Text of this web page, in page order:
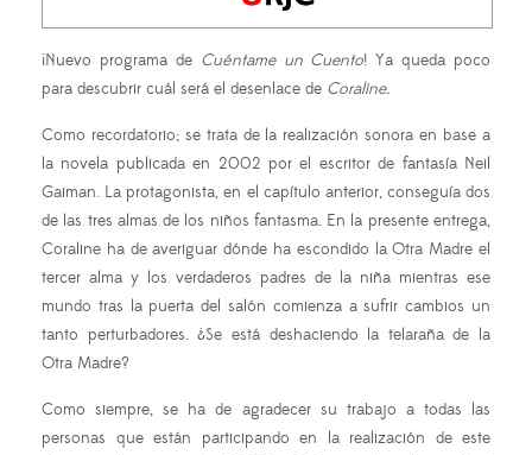
¡Nuevo programa de Cuéntame un Cuento! Ya queda poco
para descubrir cuál será el desenlace de Coraline.
Como recordatorio; se trata de la realización sonora en base a
la novela publicada en 2002 por el escritor de fantasía Neil
Gaiman. La protagonista, en el capítulo anterior, conseguía dos
de las tres almas de los niños fantasma. En la presente entrega,
Coraline ha de averiguar dónde ha escondido la Otra Madre el
tercer alma y los verdaderos padres de la niña mientras ese
mundo tras la puerta del salón comienza a sufrir cambios un
tanto perturbadores. ¿Se está deshaciendo la telaraña de la
Otra Madre?
Como siempre, se ha de agradecer su trabajo a todas las
personas que están participando en la realización de este